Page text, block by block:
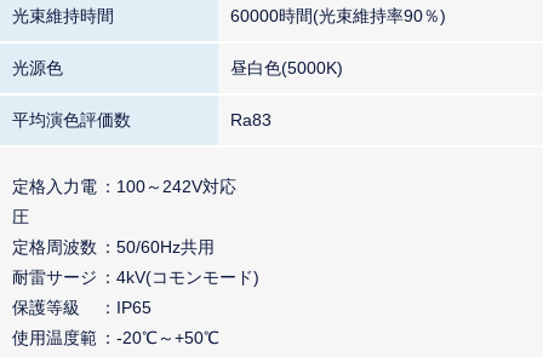
光束維持時間 60000時間(光束維持率90％)
光源色 昼白色(5000K)
平均演色評価数 Ra83
定格入力電
圧
100～242V対応
定格周波数
50/60Hz共用
耐雷サージ
4kV(コモンモード)
保護等級
IP65
使用温度範
-20℃～+50℃